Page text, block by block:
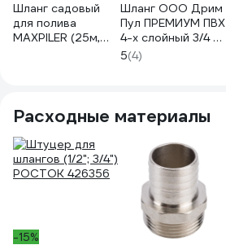
Шланг садовый
для полива
MAXPILER (25м,
Шланг ООО Дрим
Пул ПРЕМИУМ ПВХ
4-х слойный 3/4 д.
19 мм 25 м Д13170
5(4)
Расходные материалы
-15%